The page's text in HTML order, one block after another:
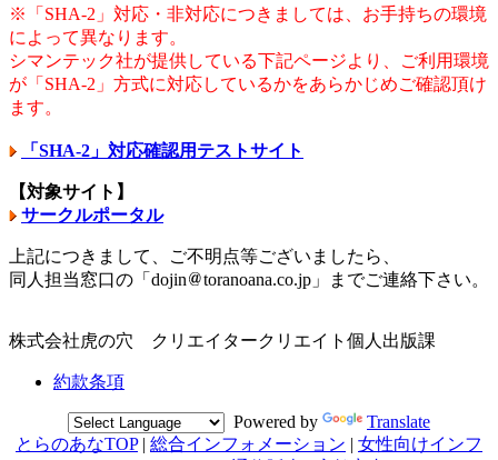
※「SHA-2」対応・非対応につきましては、お手持ちの環境
によって異なります。
シマンテック社が提供している下記ページより、ご利用環境
が「SHA-2」方式に対応しているかをあらかじめご確認頂け
ます。
「SHA-2」対応確認用テストサイト
【対象サイト】
サークルポータル
上記につきまして、ご不明点等ございましたら、
同人担当窓口の「dojin
toranoana.co.jp」までご連絡下さい。
株式会社虎の穴 クリエイタークリエイト個人出版課
約款条項
Powered by
Translate
とらのあなTOP| 総合インフォメーション | 女性向けインフ